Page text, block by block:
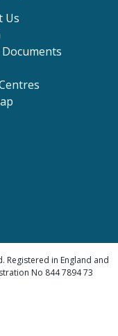
Us
Registered in England and
No 844 7894 73